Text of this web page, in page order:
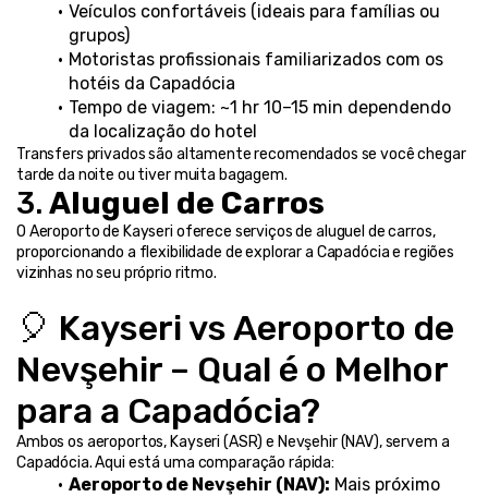
Veículos confortáveis (ideais para famílias ou
grupos)
Motoristas profissionais familiarizados com os
hotéis da Capadócia
Tempo de viagem: ~1 hr 10–15 min dependendo
da localização do hotel
Transfers privados são altamente recomendados se você chegar
tarde da noite ou tiver muita bagagem.
3. Aluguel de Carros
O Aeroporto de Kayseri oferece serviços de aluguel de carros,
proporcionando a flexibilidade de explorar a Capadócia e regiões
vizinhas no seu próprio ritmo.
🎈 Kayseri vs Aeroporto de
Nevşehir – Qual é o Melhor
para a Capadócia?
Ambos os aeroportos, Kayseri (ASR) e Nevşehir (NAV), servem a
Capadócia. Aqui está uma comparação rápida:
Aeroporto de Nevşehir (NAV): Mais próximo